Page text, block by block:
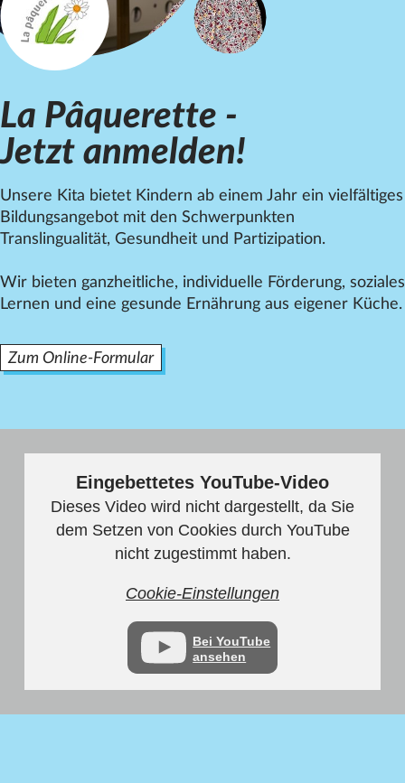
Datenschutz
La Pâquerette -
Jetzt anmelden!
Unsere Kita bietet Kindern ab einem Jahr ein vielfältiges
Bildungsangebot mit den Schwerpunkten
Translingualität, Gesundheit und Partizipation.
Wir bieten ganzheitliche, individuelle Förderung, soziales
Lernen und eine gesunde Ernährung aus eigener Küche.
Zum Online-Formular
Eingebettetes YouTube-Video
Dieses Video wird nicht dargestellt, da Sie
dem Setzen von Cookies durch YouTube
nicht zugestimmt haben.
Cookie-Einstellungen
Bei YouTube
ansehen